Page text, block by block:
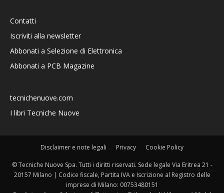
Contatti
Iscriviti alla newsletter
Abbonati a Selezione di Elettronica
Abbonati a PCB Magazine
tecnichenuove.com
I libri Tecniche Nuove
Disclaimer e note legali Privacy Cookie Policy
© Tecniche Nuove Spa. Tutti i diritti riservati. Sede legale Via Eritrea 21 -
20157 Milano | Codice fiscale, Partita IVA e Iscrizione al Registro delle
imprese di Milano: 00753480151